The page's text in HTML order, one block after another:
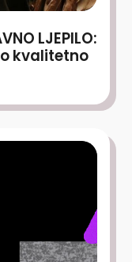
LJEPILO:
kvalitetno